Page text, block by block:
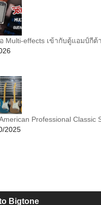
Multi-effects เข้ากับตู้แอมป์กีต้
Professional Classic
2025
Bigtone